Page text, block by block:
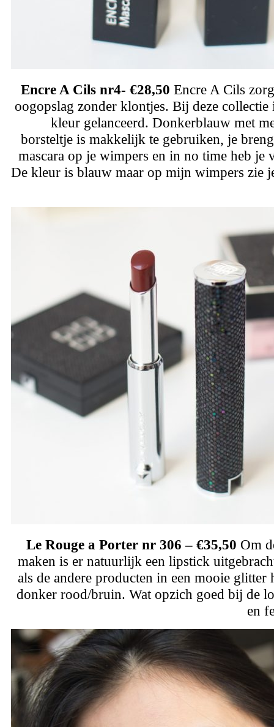
Encre A Cils nr4- €28,50 Encre A Cils
oogopslag zonder klontjes. Bij deze collectie
kleur gelanceerd. Donkerblauw met
borsteltje is makkelijk te gebruiken, je
mascara op je wimpers en in no time heb je
De kleur is blauw maar op mijn wimpers zie
Le Rouge a Porter nr 306 – €35,50 Om
maken is er natuurlijk een lipstick
als de andere producten in een mooie glitter
donker rood/bruin. Wat opzich goed bij de
en